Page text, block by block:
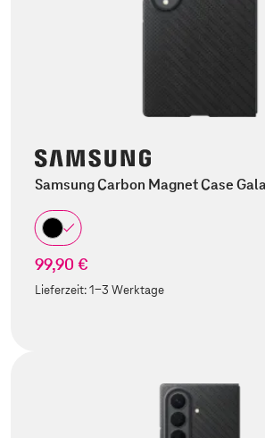
Samsung Carbon Magnet Case
99,90 €
Lieferzeit:1-3 Werktage